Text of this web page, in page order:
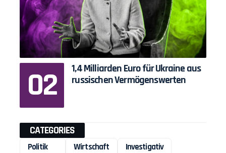
1,4 Milliarden Euro für Ukraine aus
russischen Vermögenswerten
CATEGORIES
Politik Wirtschaft Investigativ